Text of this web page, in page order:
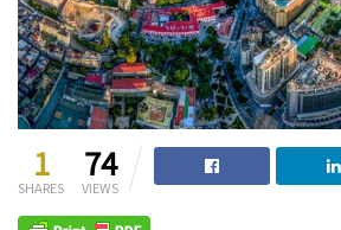
1
SHARES
74
VIEWS